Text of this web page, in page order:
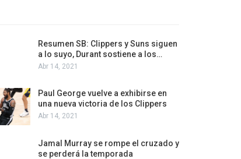
Resumen SB: Clippers y Suns siguen
a lo suyo, Durant sostiene a los…
Abr 14, 2021
Paul George vuelve a exhibirse en
una nueva victoria de los Clippers
Abr 14, 2021
Jamal Murray se rompe el cruzado y
se perderá la temporada